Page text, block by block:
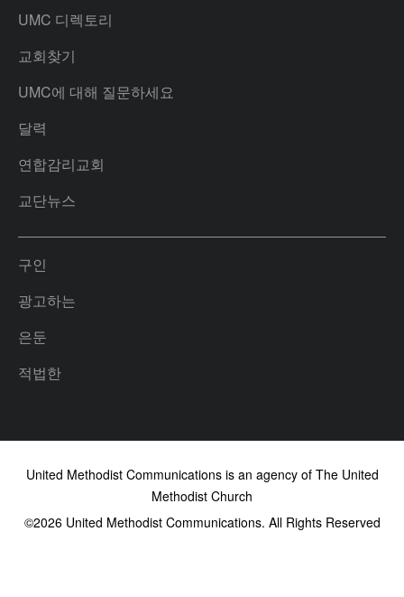
UMC 디렉토리
교회찾기
UMC에 대해 질문하세요
달력
연합감리교회
교단뉴스
구인
광고하는
은둔
적법한
United Methodist Communications is an agency of The United
Methodist Church
©2026United Methodist Communications. All Rights Reserved